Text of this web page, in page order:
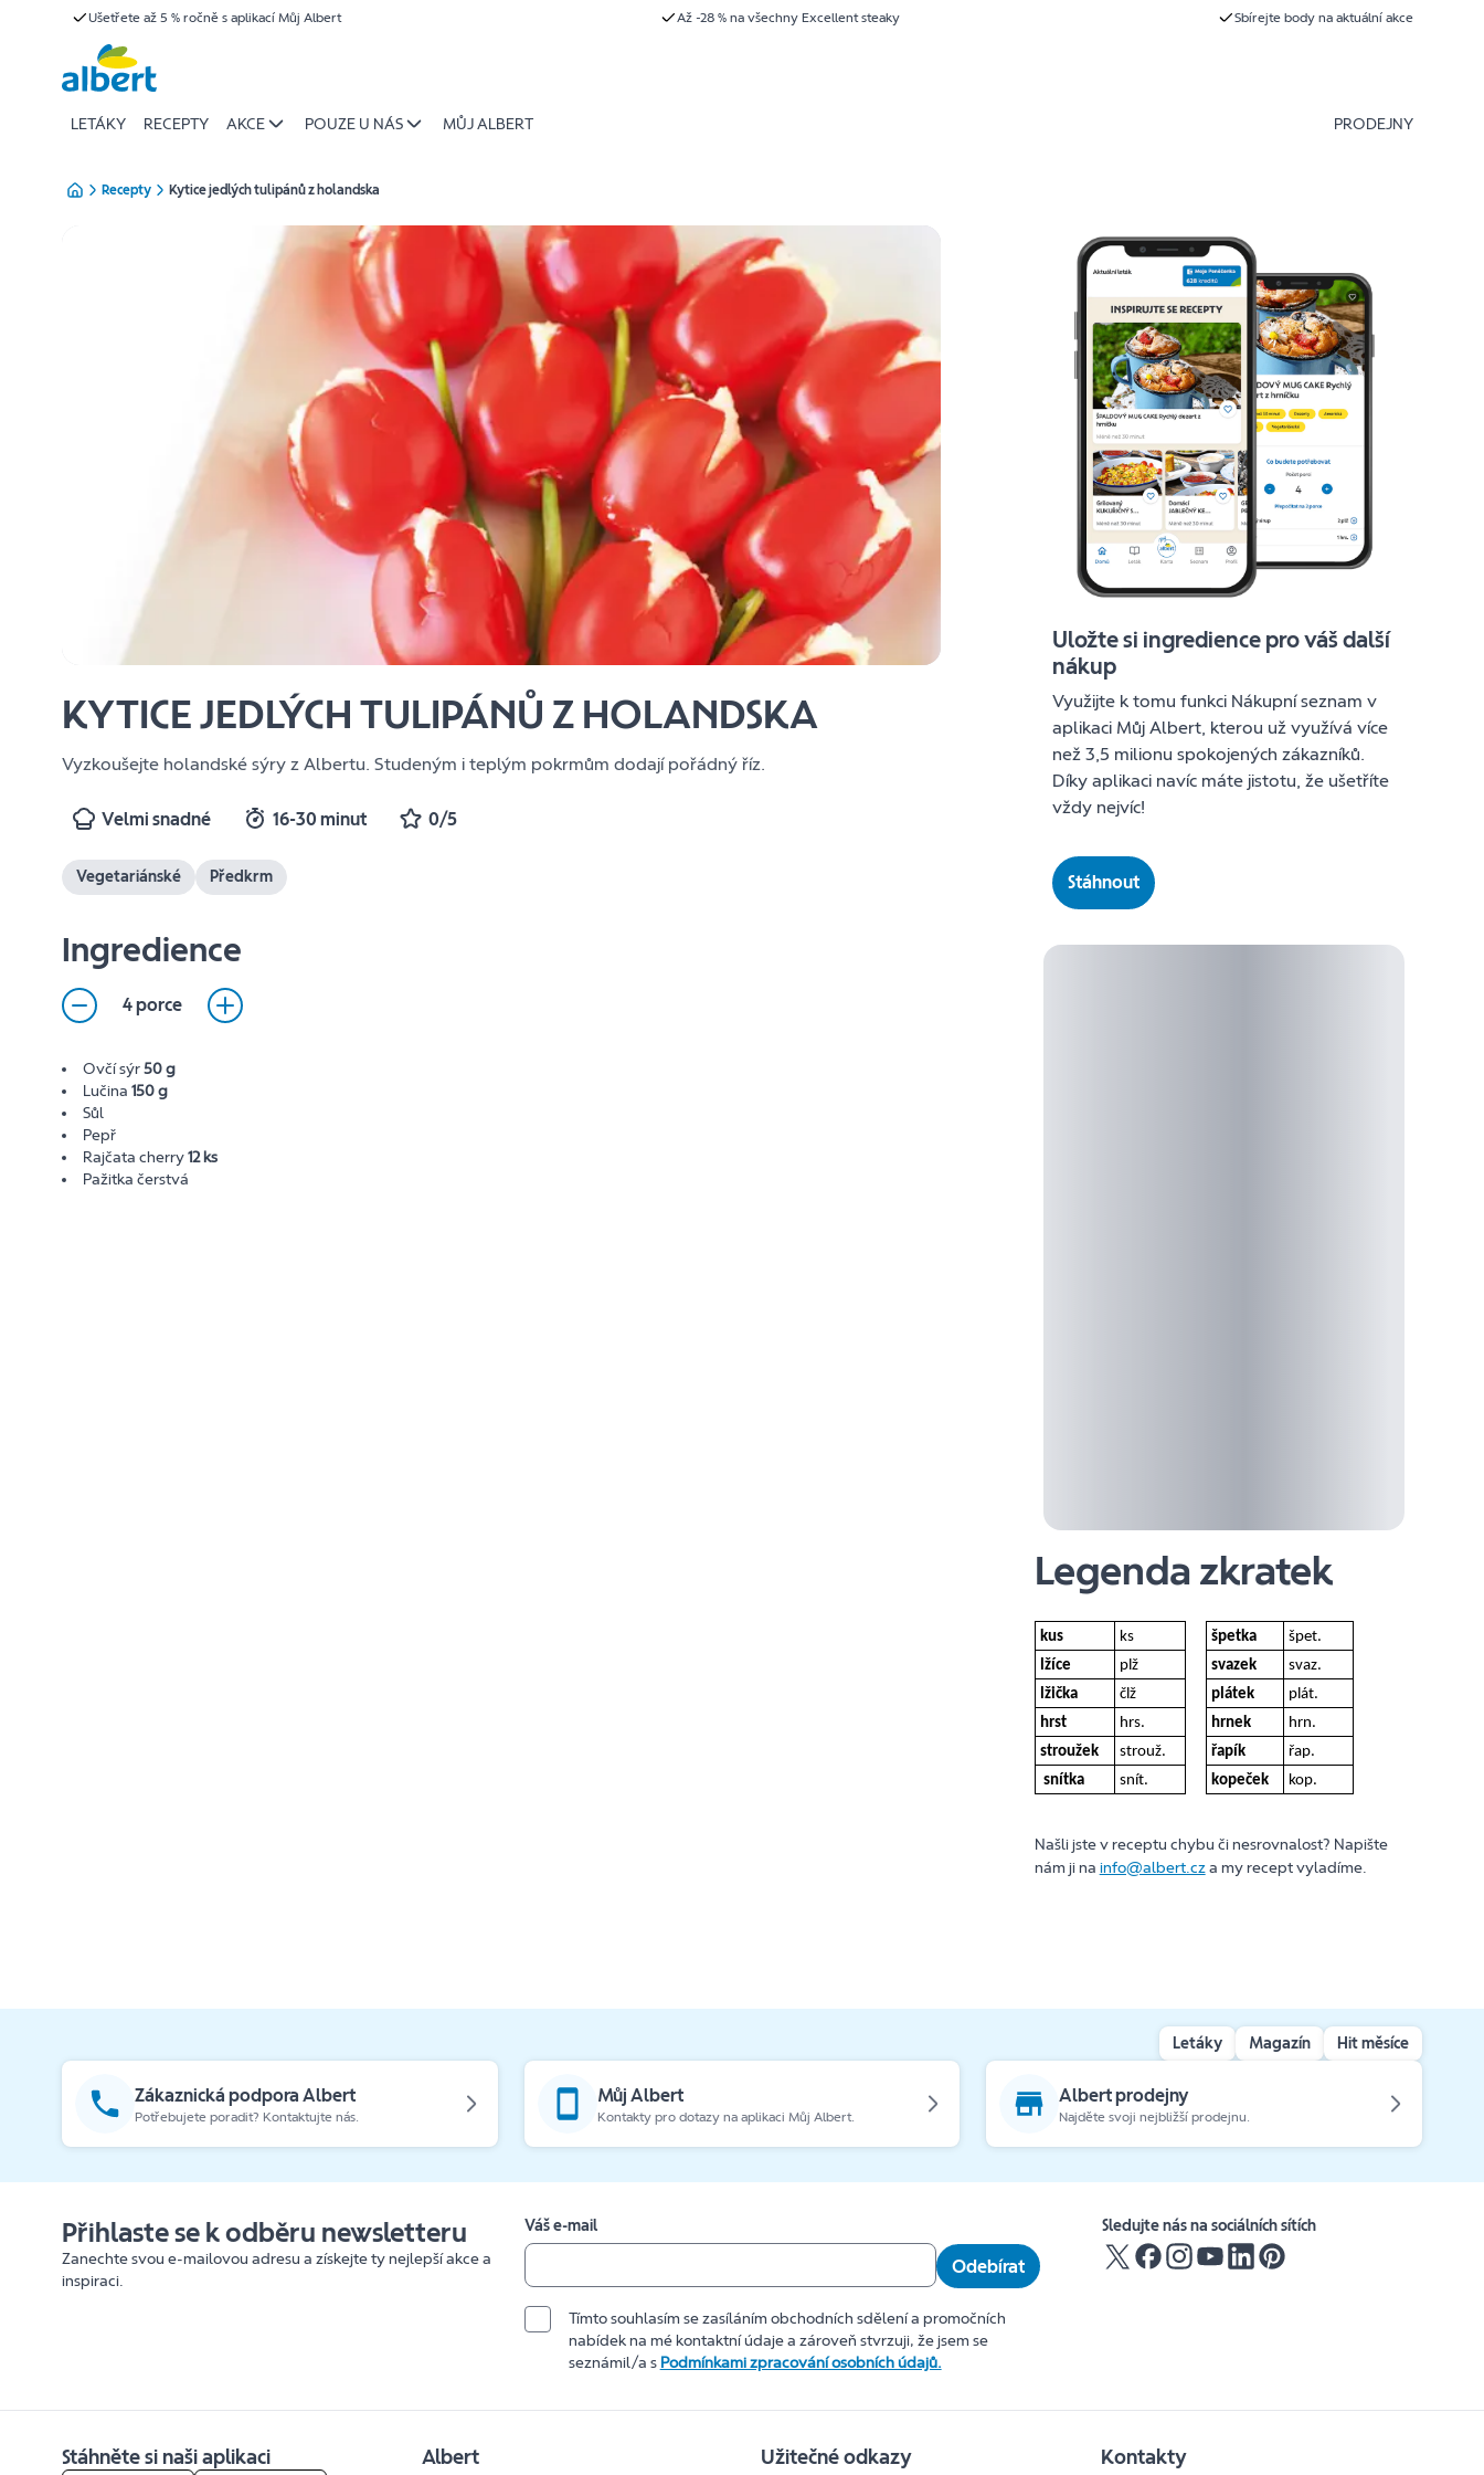
Ušetřete až 5 % ročně s aplikací Můj Albert Až -28 % na všechny Excellent steaky Sbírejte body na aktuální akce
LETÁKY RECEPTY AKCE POUZE U NÁS MŮJ ALBERT PRODEJNY
Recepty Kytice jedlých tulipánů z holandska
KYTICE JEDLÝCH TULIPÁNŮ Z HOLANDSKA
Vyzkoušejte holandské sýry z Albertu. Studeným i teplým pokrmům dodají pořádný říz.
Velmi snadné 16-30 minut 0/5
Vegetariánské Předkrm
Ingredience
4 porce
Ovčí sýr50 g
Lučina150 g
Sůl
Pepř
Rajčata cherry12 ks
Pažitka čerstvá
Uložte si ingredience pro váš další
nákup
Využijte k tomu funkci Nákupní seznam v
aplikaci Můj Albert, kterou už využívá více
než 3,5 milionu spokojených zákazníků.
Díky aplikaci navíc máte jistotu, že ušetříte
vždy nejvíc!
Stáhnout
Legenda zkratek
kus ks špetka
špet.
lžíce
plž svazek
svaz.
lžička
člž plátek
plát.
hrst
hrs. hrnek
hrn.
stroužek
strouž. řapík
řap.
snítka
snít. kopeček kop.
Našli jste v receptu chybu či nesrovnalost? Napište
nám ji na info@albert.cza my recept vyladíme.
Letáky Magazín Hit měsíce
Zákaznická podpora Albert
Potřebujete poradit? Kontaktujte nás.
Můj Albert
Kontakty pro dotazy na aplikaci Můj Albert.
Albert prodejny
Najděte svoji nejbližší prodejnu.
Přihlaste se k odběru newsletteru
Zanechte svou e-mailovou adresu a získejte ty nejlepší akce a
inspiraci.
Váš e-mail
Odebírat
Tímto souhlasím se zasíláním obchodních sdělení a promočních
nabídek na mé kontaktní údaje a zároveň stvrzuji, že jsem se
seznámil/a s Podmínkami zpracování osobních údajů.
Sledujte nás na sociálních sítích
Stáhněte si naši aplikaci Albert Užitečné odkazy Kontakty